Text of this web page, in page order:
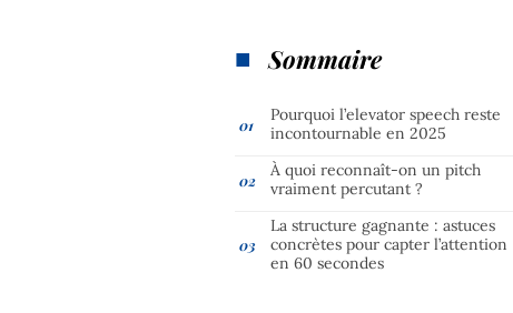
Sommaire
Pourquoi l’elevator speech reste
incontournable en 2025
À quoi reconnaît-on un pitch
vraiment percutant ?
La structure gagnante : astuces
concrètes pour capter l’attention
en 60 secondes